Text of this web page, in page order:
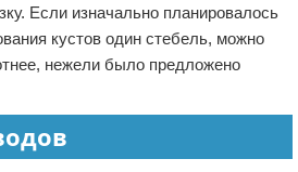
Если изначально планировалось
кустов один стебель, можно
нежели было предложено